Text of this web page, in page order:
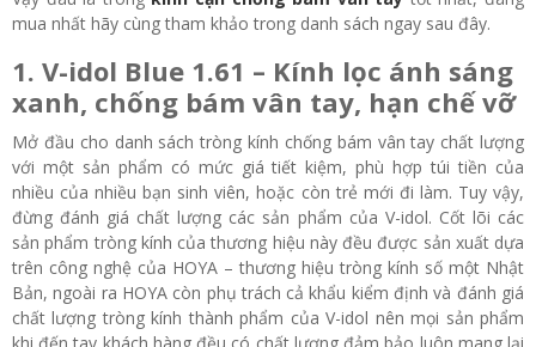
mua nhất hãy cùng tham khảo trong danh sách ngay sau đây.
1. V-idol Blue 1.61 – Kính lọc ánh sáng
xanh, chống bám vân tay, hạn chế vỡ
Mở đầu cho danh sách tròng kính chống bám vân tay chất lượng
với một sản phẩm có mức giá tiết kiệm, phù hợp túi tiền của
nhiều của nhiều bạn sinh viên, hoặc còn trẻ mới đi làm. Tuy vậy,
đừng đánh giá chất lượng các sản phẩm của V-idol. Cốt lõi các
sản phẩm tròng kính của thương hiệu này đều được sản xuất dựa
trên công nghệ của HOYA – thương hiệu tròng kính số một Nhật
Bản, ngoài ra HOYA còn phụ trách cả khẩu kiểm định và đánh giá
chất lượng tròng kính thành phẩm của V-idol nên mọi sản phẩm